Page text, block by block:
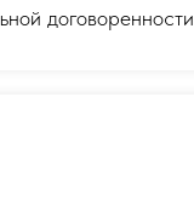
договоренности.